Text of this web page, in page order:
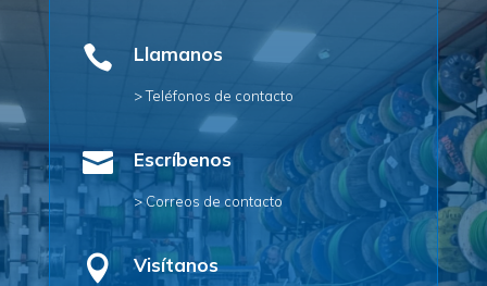
 Llamanos
> Teléfonos de contacto
 Escríbenos
> Correos de contacto
 Visítanos